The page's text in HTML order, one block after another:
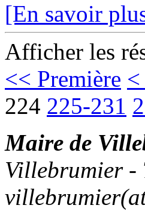
[En savoir
Afficher les
<< Première <
224 225-231
Maire de
Villebrumier -